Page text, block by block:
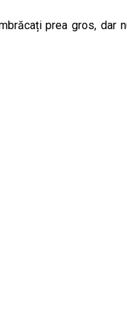
prea gros, dar